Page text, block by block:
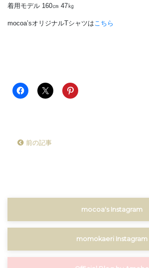
着用モデル 160㎝ 47㎏
mocoa’sオリジナルTシャツは こちら
前の記事
mocoa's Instagram
momokaeri Instagram